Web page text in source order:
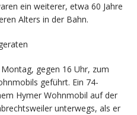
ein weiterer, etwa 60 Jahre
Alters in der Bahn.
gegen 16 Uhr, zum
geführt. Ein 74-
Hymer Wohnmobil auf der
unterwegs, als er